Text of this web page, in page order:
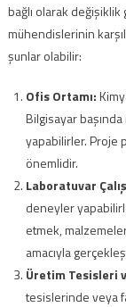
bağlı olarak
mühendislerinin
şunlar olabilir:
Ofis Ortamı:
Bilgisayar
yapabilirler. Proje
önemlidir.
Laboratuvar
deneyler
etmek,
amacıyla
Üretim Tesisleri
tesislerinde veya